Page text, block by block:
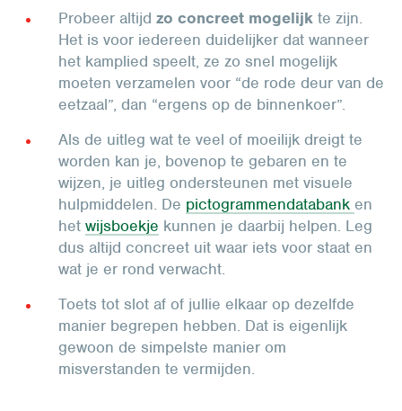
Probeer altijd zo concreet mogelijk te zijn.
Het is voor iedereen duidelijker dat wanneer
het kamplied speelt, ze zo snel mogelijk
moeten verzamelen voor “de rode deur van de
eetzaal”, dan “ergens op de binnenkoer”.
Als de uitleg wat te veel of moeilijk dreigt te
worden kan je, bovenop te gebaren en te
wijzen, je uitleg ondersteunen met visuele
hulpmiddelen. De pictogrammendatabank en
het wijsboekje kunnen je daarbij helpen. Leg
dus altijd concreet uit waar iets voor staat en
wat je er rond verwacht.
Toets tot slot af of jullie elkaar op dezelfde
manier begrepen hebben. Dat is eigenlijk
gewoon de simpelste manier om
misverstanden te vermijden.